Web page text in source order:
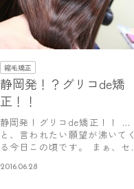
縮毛矯正
静岡発！？グリコde矯
正！！
静岡発！グリコde矯正！！ …
と、言われたい願望が沸いてく
る今日この頃です。 まぁ、セ
2016.06.28